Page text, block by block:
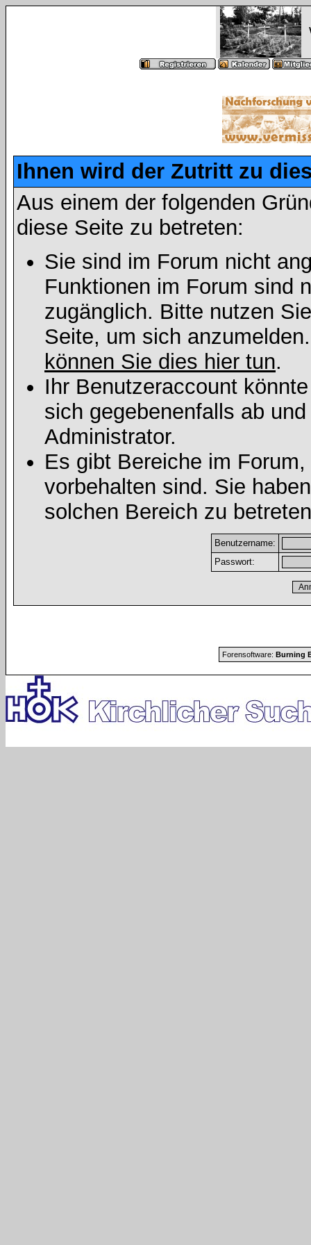
Ihnen wird der Zutritt zu
Aus einem der folgenden
diese Seite zu betreten:
Sie sind im Forum nicht
Funktionen im Forum sind
zugänglich. Bitte nutzen
Seite, um sich
können Sie dies hier tun.
Ihr Benutzeraccount
sich gegebenenfalls ab
Administrator.
Es gibt Bereiche im
vorbehalten sind. Sie
solchen Bereich zu
Benutzername:
Passwort:
Forensoftware: Burning